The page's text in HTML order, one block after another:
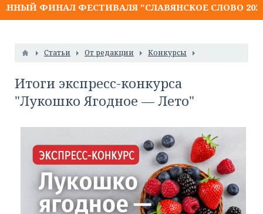
ФИНАЛ ФЕСТИВАЛЯ "СЛАВЯНСКОЕ СЛОВО 2026"
Статьи От редакции Конкурсы
Итоги экспресс-конкурса
"Лукошко Ягодное — Лето"